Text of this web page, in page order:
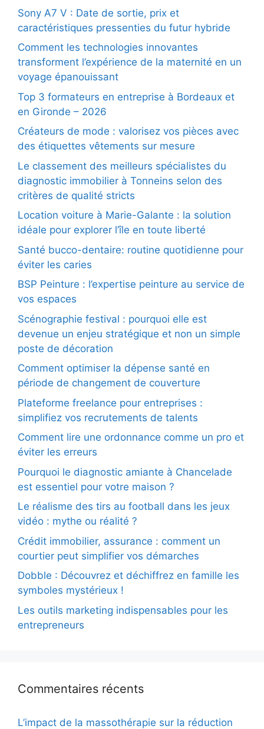
Sony A7 V : Date de sortie, prix et
caractéristiques pressenties du futur hybride
Comment les technologies innovantes
transforment l’expérience de la maternité en un
voyage épanouissant
Top 3 formateurs en entreprise à Bordeaux et
en Gironde – 2026
Créateurs de mode : valorisez vos pièces avec
des étiquettes vêtements sur mesure
Le classement des meilleurs spécialistes du
diagnostic immobilier à Tonneins selon des
critères de qualité stricts
Location voiture à Marie-Galante : la solution
idéale pour explorer l’île en toute liberté
Santé bucco-dentaire: routine quotidienne pour
éviter les caries
BSP Peinture : l’expertise peinture au service de
vos espaces
Scénographie festival : pourquoi elle est
devenue un enjeu stratégique et non un simple
poste de décoration
Comment optimiser la dépense santé en
période de changement de couverture
Plateforme freelance pour entreprises :
simplifiez vos recrutements de talents
Comment lire une ordonnance comme un pro et
éviter les erreurs
Pourquoi le diagnostic amiante à Chancelade
est essentiel pour votre maison ?
Le réalisme des tirs au football dans les jeux
vidéo : mythe ou réalité ?
Crédit immobilier, assurance : comment un
courtier peut simplifier vos démarches
Dobble : Découvrez et déchiffrez en famille les
symboles mystérieux !
Les outils marketing indispensables pour les
entrepreneurs
Commentaires récents
L’impact de la massothérapie sur la réduction